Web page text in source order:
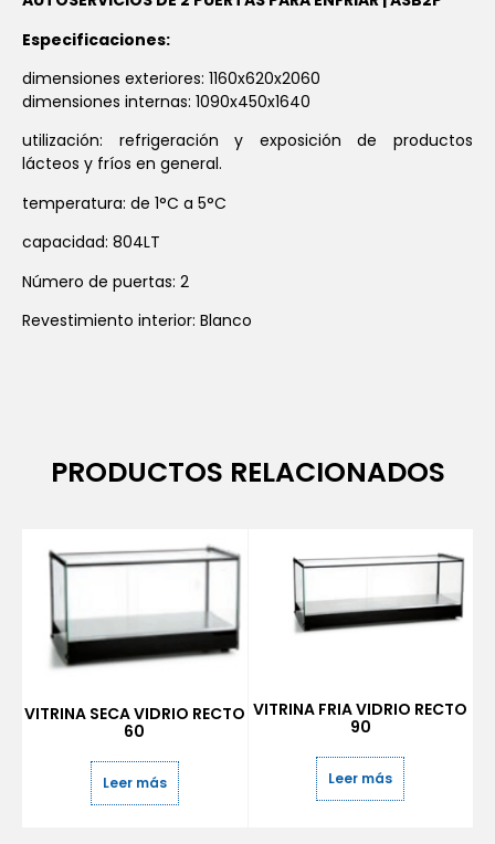
Especificaciones:
dimensiones exteriores: 1160x620x2060
dimensiones internas: 1090x450x1640
utilización: refrigeración y exposición de productos
lácteos y fríos en general.
temperatura: de 1°C a 5°C
capacidad: 804LT
Número de puertas: 2
Revestimiento interior: Blanco
PRODUCTOS RELACIONADOS
VITRINA SECA VIDRIO RECTO
60
Leer más
VITRINA FRIA VIDRIO RECTO
90
Leer más